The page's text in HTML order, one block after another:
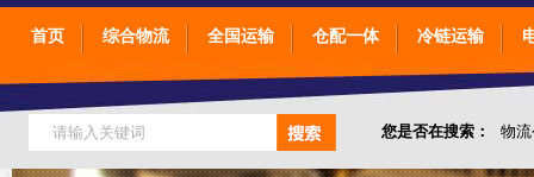
首页 综合物流 全国运输 仓配一体 冷链运输
您是否在搜索： 物
仓储综合专业定制物